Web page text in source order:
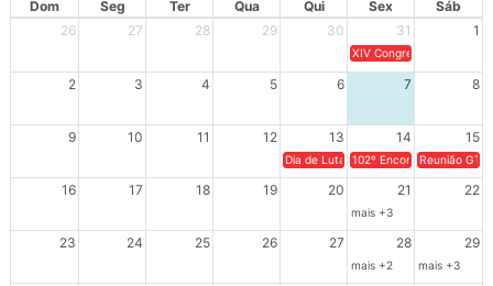
Dom Seg Ter Qua Qui Sex
Sáb
26
27 28 29 30 31 1
XIV Congresso Brasileiro
2 3 4 5 6 7 8
9 10 11 12 13 14 15
Dia de Luta em Defesa de Cuba e da
102º Encontro da
Reunião
16 17 18 19 20 21 22
mais +3
23 24 25 26 27 28 29
mais +2 mais +3